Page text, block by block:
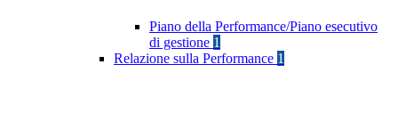
Piano della Performance/Piano esecutivo
di gestione 1
Relazione sulla Performance 1